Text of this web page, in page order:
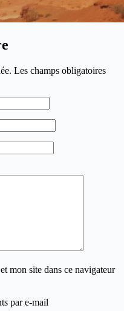
Les champs obligatoires
mon site dans ce navigateur
par e-mail